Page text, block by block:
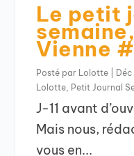
Le petit
Vienne
Posté par Lolotte
Lolotte, Petit Journal
J-11 avant
Mais nous,
vous en...